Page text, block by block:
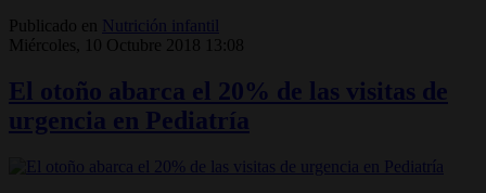
Publicado en
Nutrición infantil
Miércoles, 10 Octubre 2018 13:08
El otoño abarca el 20% de las visitas de
urgencia en Pediatría